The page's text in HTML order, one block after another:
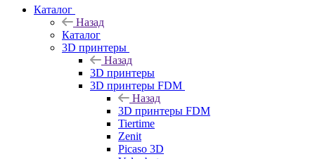
Каталог
Назад
Каталог
3D принтеры
Назад
3D принтеры
3D принтеры FDM
Назад
3D принтеры FDM
Tiertime
Zenit
Picaso 3D